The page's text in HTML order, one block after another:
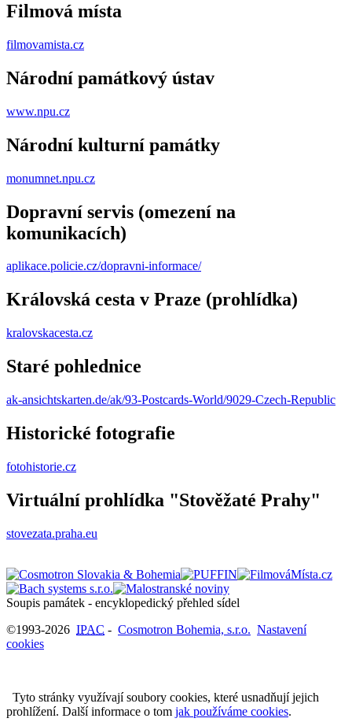
Filmová místa
filmovamista.cz
Národní památkový ústav
www.npu.cz
Národní kulturní památky
monumnet.npu.cz
Dopravní servis (omezení na
komunikacích)
aplikace.policie.cz/dopravni-informace/
Královská cesta v Praze (prohlídka)
kralovskacesta.cz
Staré pohlednice
ak-ansichtskarten.de/ak/93-Postcards-World/9029-Czech-Republic
Historické fotografie
fotohistorie.cz
Virtuální prohlídka "Stověžaté Prahy"
stovezata.praha.eu
Soupis památek - encyklopedický přehled sídel
©1993-2026 IPAC - Cosmotron Bohemia, s.r.o. Nastavení
cookies
Tyto stránky využívají soubory cookies, které usnadňují jejich
prohlížení. Další informace o tom jak používáme cookies.